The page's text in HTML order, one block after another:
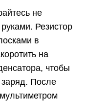
не
Резистор
в
на
чтобы
заряд. После